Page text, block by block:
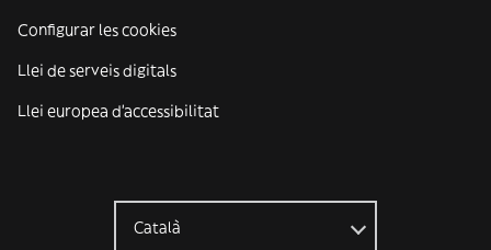
Configurar les cookies
Llei de serveis digitals
Llei europea d'accessibilitat